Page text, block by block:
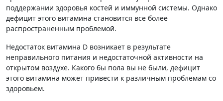
поддержании здоровья костей и иммунной системы. Однако
дефицит этого витамина становится все более
распространенным проблемой.
Недостаток витамина D возникает в результате
неправильного питания и недостаточной активности на
открытом воздухе. Какого бы пола вы не были, дефицит
этого витамина может привести к различным проблемам со
здоровьем.